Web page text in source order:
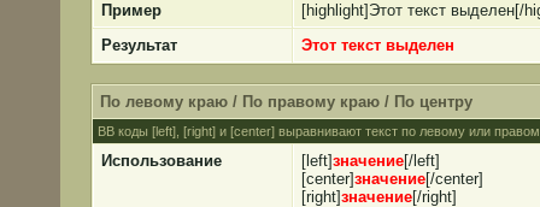
Пример
[highlight]Этот текст выделен[/
Результат
Этот текст выделен
По левому краю / По правому краю / По центру
BB коды [left], [right] и [center] выравнивают текст по левому или
Использование [left]значение[/left]
[center]значение[/center]
[right]значение[/right]